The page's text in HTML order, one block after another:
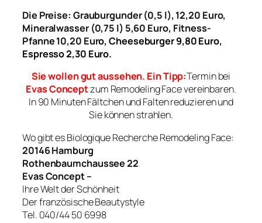
Die Preise: Grauburgunder (0,5 l), 12,20 Euro,
Mineralwasser (0,75 l) 5,60 Euro, Fitness-
Pfanne 10,20 Euro,Cheeseburger 9,80Euro,
Espresso 2,30 Euro.
Sie wollen gut aussehen. Ein Tipp:Termin bei
Evas Conceptzum Remodeling Face vereinbaren.
In 90 Minuten Fältchen und Falten reduzieren und
Sie können strahlen.
Wo gibt es Biologique Recherche Remodeling Face:
20146 Hamburg
Rothenbaumchaussee 22
Evas Concept –
Ihre Welt der Schönheit
Der französische Beautystyle
Tel. 040/44 50 6998